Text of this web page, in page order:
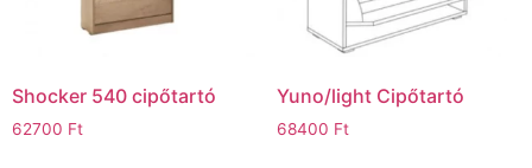
Shocker 540 cipőtartó
62700 Ft
Yuno/light Cipőtartó
68400 Ft